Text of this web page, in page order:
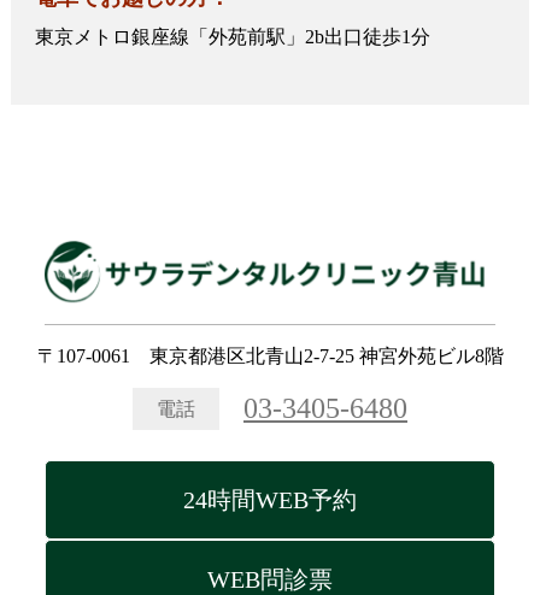
東京メトロ銀座線「外苑前駅」2b出口徒歩1分
〒107-0061 東京都港区北青山2-7-25 神宮外苑ビル8階
電話 03-3405-6480
24時間WEB予約
WEB問診票